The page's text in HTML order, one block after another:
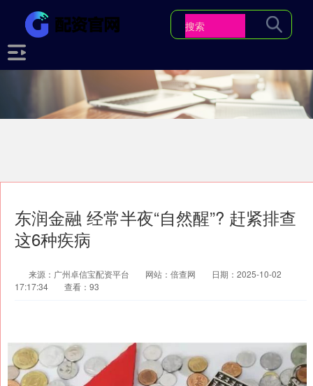
东润金融 经常半夜“自然醒”? 赶紧排查
这6种疾病
来源：广州卓信宝配资平台 网站：倍查网
日期：2025-10-02
17:17:34
查看：93